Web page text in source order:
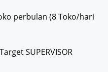
perbulan (8 Toko/hari
SUPERVISOR